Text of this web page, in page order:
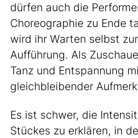
dürfen auch die
Choreographie zu Ende
wird ihr Warten selbst
Aufführung. Als
Tanz und Entspannung
gleichbleibender
Es ist schwer, die
Stückes zu erklären, in